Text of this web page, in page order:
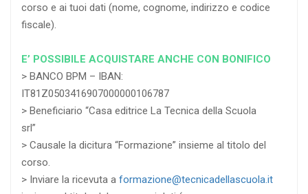
corso e ai tuoi dati (nome, cognome, indirizzo e codice
fiscale).
E’ POSSIBILE ACQUISTARE ANCHE CON BONIFICO
> BANCO BPM – IBAN:
IT81Z0503416907000000106787
> Beneficiario “Casa editrice La Tecnica della Scuola
srl”
> Causale la dicitura “Formazione” insieme al titolo del
corso.
> Inviare la ricevuta a formazione@tecnicadellascuola.it